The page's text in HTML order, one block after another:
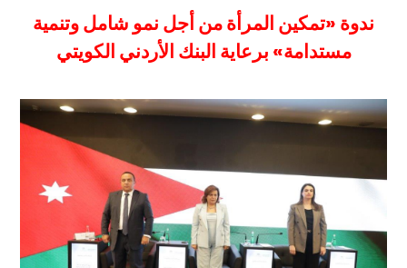
ندوة «تمكين المرأة من أجل نمو شامل وتنمية
مستدامة» برعاية البنك الأردني الكويتي